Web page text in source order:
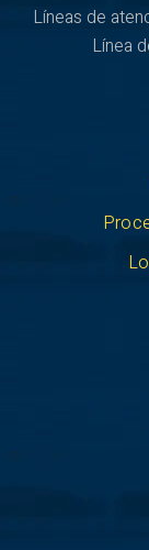
Líneas de
Línea